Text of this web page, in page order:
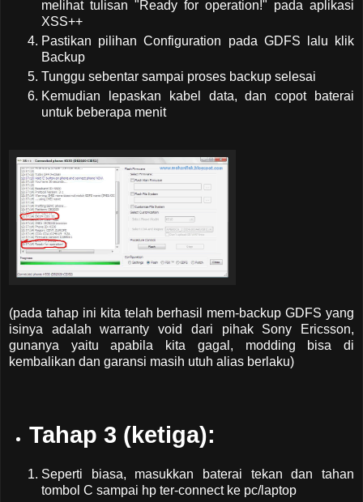
melihat tulisan "Ready for operation!" pada aplikasi
XSS++
Pastikan pilihan Configuration pada GDFS lalu klik
Backup
Tunggu sebentar sampai proses backup selesai
Kemudian lepaskan kabel data, dan copot baterai
untuk beberapa menit
(pada tahap ini kita telah berhasil mem-backup GDFS yang
isinya adalah warranty void dari pihak Sony Ericsson,
gunanya yaitu apabila kita gagal, modding bisa di
kembalikan dan garansi masih utuh alias berlaku)
Tahap 3 (ketiga):
Seperti biasa, masukkan baterai tekan dan tahan
tombol C sampai hp ter-connect ke pc/laptop